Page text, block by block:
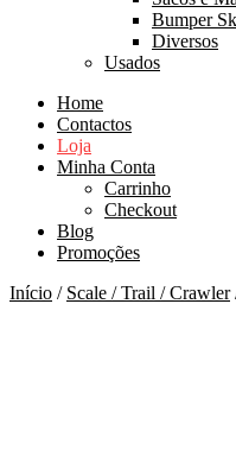
Bumper
Diversos
Usados
Home
Contactos
Loja
Minha Conta
Carrinho
Checkout
Blog
Promoções
Início / Scale / Trail / Crawler